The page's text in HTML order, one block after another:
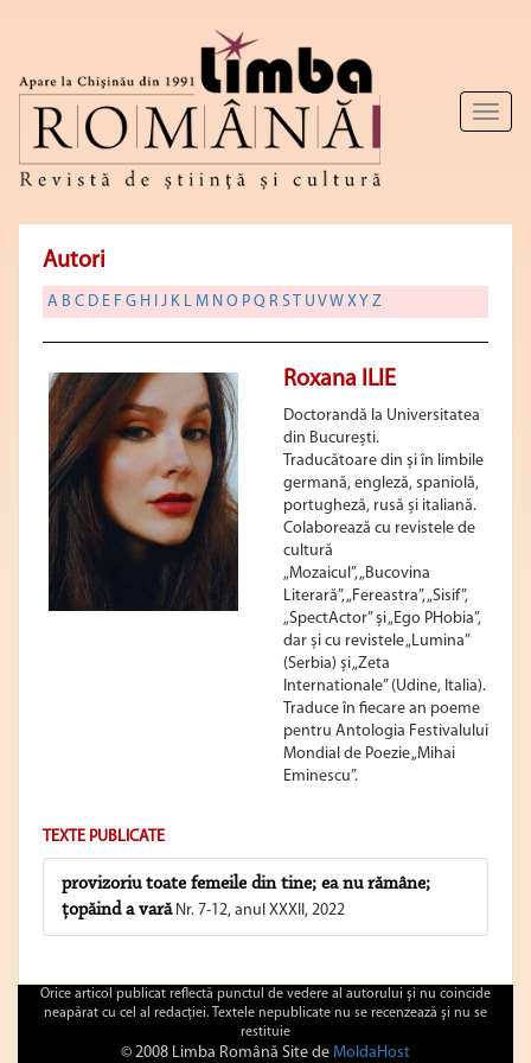
Toggle
Autori
A B C D E F G H I J K L M N O P Q R S T U VW X Y Z
Roxana ILIE
Doctorandă la Universitatea
din București.
Traducătoare din și în limbile
germană, engleză, spaniolă,
portugheză, rusă și italiană.
Colaborează cu revistele de
cultură
„Mozaicul”, „Bucovina
Literară”, „Fereastra”, „Sisif”,
„SpectActor” și „Ego PHobia”,
dar și cu revistele „Lumina”
(Serbia) și „Zeta
Internationale” (Udine, Italia).
Traduce în fiecare an poeme
pentru Antologia Festivalului
Mondial de Poezie „Mihai
Eminescu”.
TEXTE PUBLICATE
provizoriu toate femeile din tine; ea nu rămâne;
ţopăind a varăNr. 7-12, anul XXXII, 2022
Orice articol publicat reflectă punctul de vedere al autorului şi nu coincide
neapărat cu cel al redacţiei. Textele nepublicate nu se recenzează şi nu se
restituie
© 2008 Limba Română Site de MoldaHost